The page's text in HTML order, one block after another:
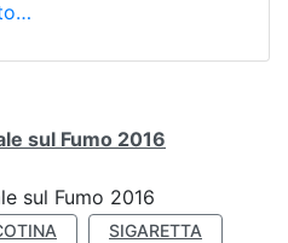
sul Fumo 2016
sul Fumo 2016
SIGARETTA